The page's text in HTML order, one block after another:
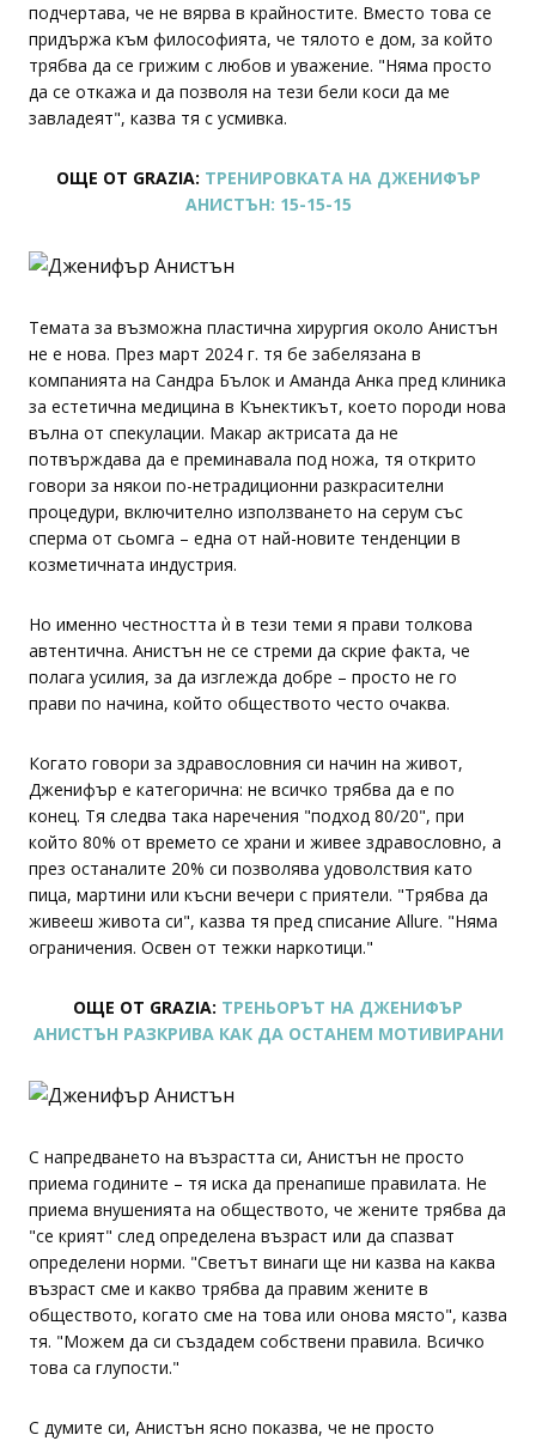
подчертава, че не вярва в крайностите. Вместо това се
придържа към философията, че тялото е дом, за който
трябва да се грижим с любов и уважение. "Няма просто
да се откажа и да позволя на тези бели коси да ме
завладеят", казва тя с усмивка.
ОЩЕ ОТ GRAZIA: ТРЕНИРОВКАТА НА ДЖЕНИФЪР
АНИСТЪН: 15-15-15
Темата за възможна пластична хирургия около Анистън
не е нова. През март 2024 г. тя бе забелязана в
компанията на Сандра Бълок и Аманда Анка пред клиника
за естетична медицина в Кънектикът, което породи нова
вълна от спекулации. Макар актрисата да не
потвърждава да е преминавала под ножа, тя открито
говори за някои по-нетрадиционни разкрасителни
процедури, включително използването на серум със
сперма от сьомга – една от най-новите тенденции в
козметичната индустрия.
Но именно честността ѝ в тези теми я прави толкова
автентична. Анистън не се стреми да скрие факта, че
полага усилия, за да изглежда добре – просто не го
прави по начина, който обществото често очаква.
Когато говори за здравословния си начин на живот,
Дженифър е категорична: не всичко трябва да е по
конец. Тя следва така наречения "подход 80/20", при
който 80% от времето се храни и живее здравословно, а
през останалите 20% си позволява удоволствия като
пица, мартини или късни вечери с приятели. "Трябва да
живееш живота си", казва тя пред списание Allure. "Няма
ограничения. Освен от тежки наркотици."
ОЩЕ ОТ GRAZIA: ТРЕНЬОРЪТ НА ДЖЕНИФЪР
АНИСТЪН РАЗКРИВА КАК ДА ОСТАНЕМ МОТИВИРАНИ
С напредването на възрастта си, Анистън не просто
приема годините – тя иска да пренапише правилата. Не
приема внушенията на обществото, че жените трябва да
"се крият" след определена възраст или да спазват
определени норми. "Светът винаги ще ни казва на каква
възраст сме и какво трябва да правим жените в
обществото, когато сме на това или онова място", казва
тя. "Можем да си създадем собствени правила. Всичко
това са глупости."
С думите си, Анистън ясно показва, че не просто